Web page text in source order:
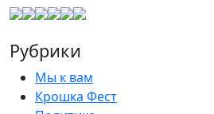
Рубрики
Мы к вам
Крошка Фест